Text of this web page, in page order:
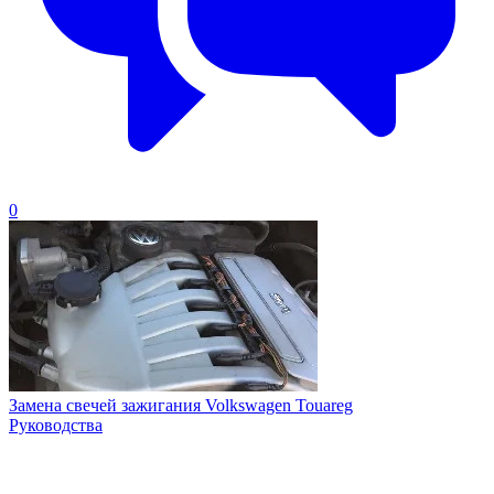
0
Замена свечей зажигания Volkswagen Touareg
Руководства